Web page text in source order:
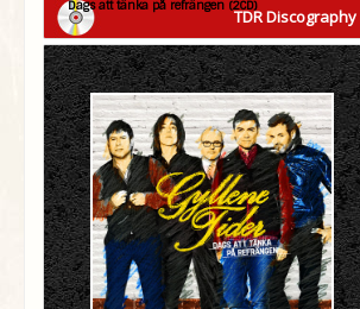
TDR Discography
Dags att tänka på refrängen (2CD)